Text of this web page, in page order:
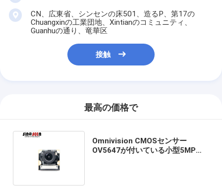
CN、広東省、シンセンの床501、造るP、第17の
Chuangxinの工業団地、Xintianのコミュニティ、
Guanhuの通り、竜華区
接触
最高の価格で
Omnivision CMOSセンサー
OV5647が付いている小型5MPラ